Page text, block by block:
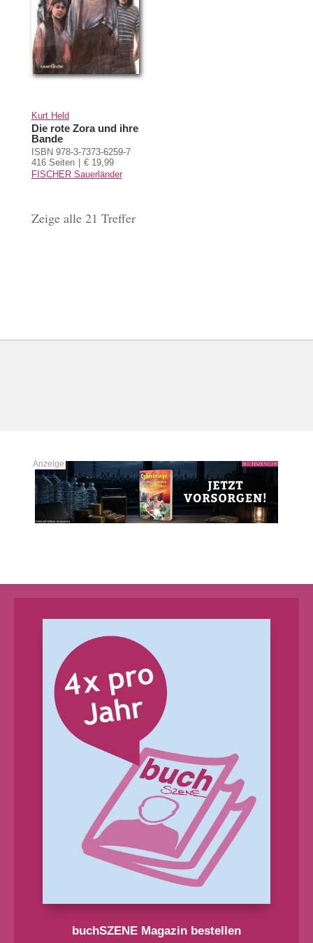
Kurt Held
Die rote Zora und ihre
Bande
ISBN 978-3-7373-6259-7
416 Seiten
€ 19,99
FISCHER Sauerländer
Zeige alle 21 Treffer
buchSZENE Magazin bestellen